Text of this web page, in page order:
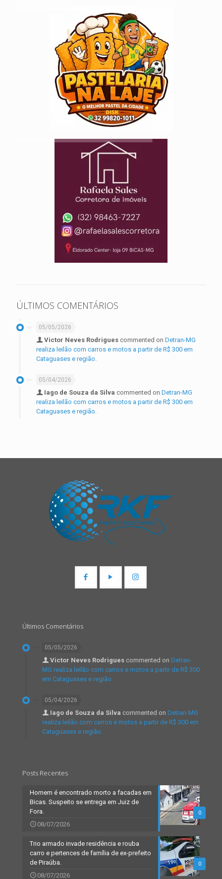
ÚLTIMOS COMENTÁRIOS
05/05/2026
Victor Neves Rodrigues commented on Detran-MG
realiza leilão com carros e motos a partir de R$ 300 em
Cataguases e região.
05/04/2026
Iago de Souza da Silva commented on Detran-MG
realiza leilão com carros e motos a partir de R$ 300 em
Cataguases e região.
Últimos Comentários
05/05/2026
Victor Neves Rodrigues commented on Detran-
MG realiza leilão com carros e motos a partir de R$ 300
em Cataguases e região.
05/04/2026
Iago de Souza da Silva commented on Detran-MG
realiza leilão com carros e motos a partir de R$ 300 em
Cataguases e região.
Posts Recentes
0
Homem é encontrado morto a facadas em
Bicas. Suspeito se entrega em Juiz de
Fora.
08/07/2026
0
Trio armado invade residência e rouba
carro e pertences de família de ex-prefeito
de Piraúba.
08/07/2026